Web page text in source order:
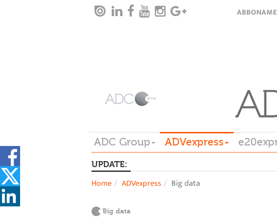
ADC Group ADVexpress
UPDATE:
Home ADVexpress Big data
Big data